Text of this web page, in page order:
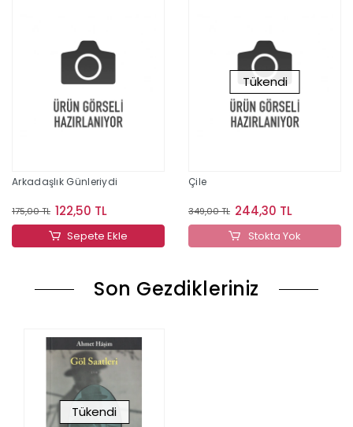
Arkadaşlık Günleriydi
175,00 TL 122,50 TL
Sepete Ekle
Tükendi
Çile
349,00 TL 244,30 TL
Stokta Yok
Son Gezdikleriniz
Tükendi